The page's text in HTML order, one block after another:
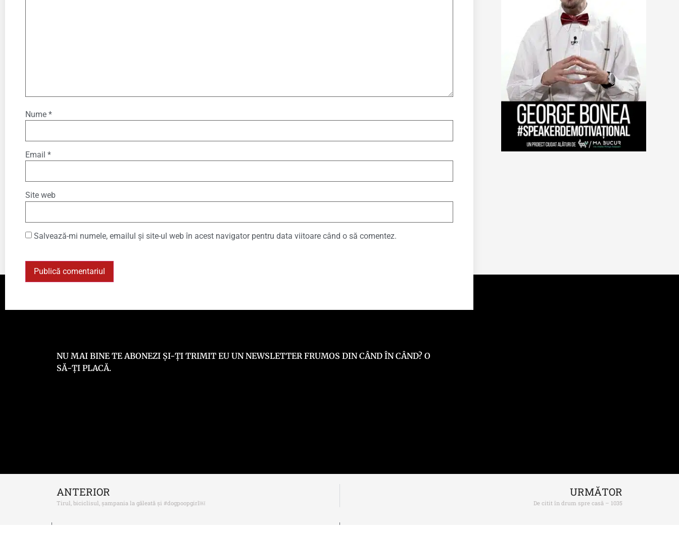
Nume *
Email *
Site web
Salvează-mi numele, emailul și site-ul web în acest navigator pentru data viitoare când o să comentez.
NU MAI BINE TE ABONEZI ȘI-ȚI TRIMIT EU UN NEWSLETTER FRUMOS DIN CÂND ÎN CÂND? O
SĂ-ȚI PLACĂ.
ANTERIOR
Tirul, biciclisul, șampania la găleată și #dogpoopgirl￼
URMĂTOR
De citit în drum spre casă – 1035